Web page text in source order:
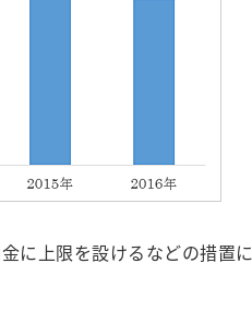
上限を設けるなどの措置